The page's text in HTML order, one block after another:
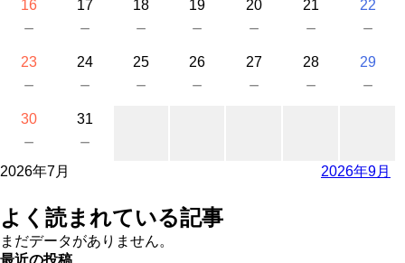
16
－
17
－
18
－
19
－
20
－
21
－
22
－
23
－
24
－
25
－
26
－
27
－
28
－
29
－
30
－
31
－
2026年7月 2026年9月
よく読まれている記事
まだデータがありません。
最近の投稿